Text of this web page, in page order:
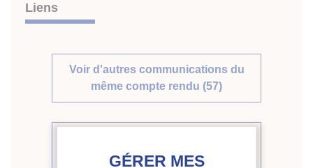
Liens
Voir d'autres communications du
même compte rendu (57)
conférence